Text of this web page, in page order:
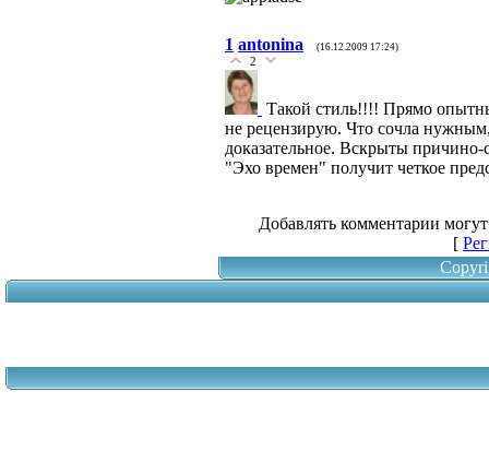
1 antonina (16.12.2009 17:24)
2
Такой стиль!!!! Прямо
не рецензирую. Что сочла
доказательное. Вскрыты
"Эхо времен" получит четкое
Добавлять комментарии
[